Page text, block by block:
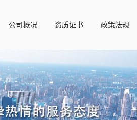
公司概况 资质证书 政策法规